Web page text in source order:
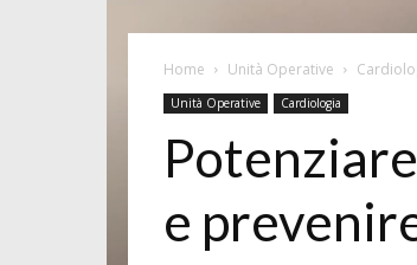
Home Unità Operative
Unità Operative Cardiologia
e